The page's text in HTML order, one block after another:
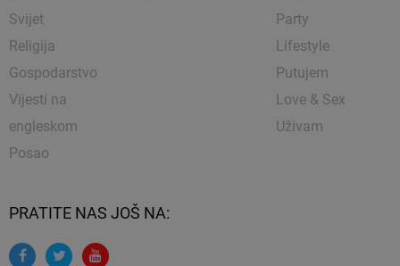
Svijet
Religija
Gospodarstvo
Vijesti na
engleskom
Posao
Party
Lifestyle
Putujem
Love & Sex
Uživam
PRATITE NAS JOŠ NA: